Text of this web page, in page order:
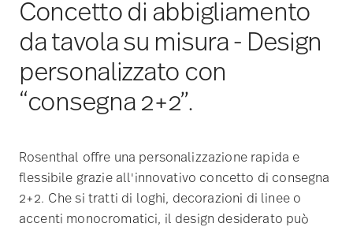
Concetto di abbigliamento
da tavola su misura - Design
personalizzato con
“consegna 2+2”.
Rosenthal offre una personalizzazione rapida e
flessibile grazie all'innovativo concetto di consegna
2+2. Che si tratti di loghi, decorazioni di linee o
accenti monocromatici, il design desiderato può